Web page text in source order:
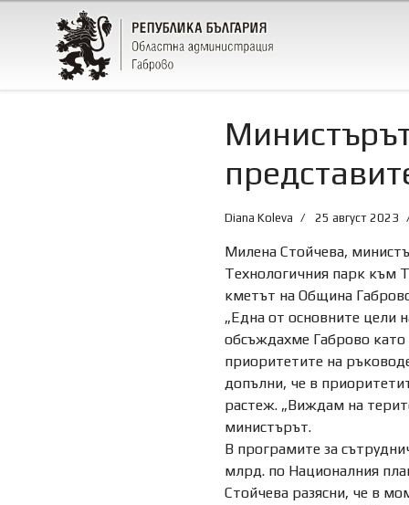
Diana Koleva 25 август 2023
Милена Стойчева,
Технологичния парк към
кметът на Община
„Една от основните цели
обсъждахме Габрово като
приоритетите на
допълни, че в
растеж. „Виждам на
министърът.
В програмите за
млрд. по Националния
Стойчева разясни, че в